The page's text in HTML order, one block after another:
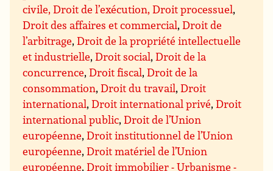
civile, Droit de l’exécution, Droit processuel,
Droit des affaires et commercial,Droit de
l’arbitrage,Droit de la propriété intellectuelle
et industrielle,Droit social,Droit de la
concurrence,Droit fiscal,Droit de la
consommation,Droit du travail,Droit
international,Droit international privé,Droit
international public,Droit de l’Union
européenne,Droit institutionnel de l’Union
européenne,Droit matériel de l’Union
européenne,Droit immobilier - Urbanisme -